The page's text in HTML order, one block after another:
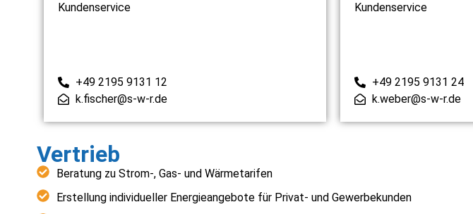
Kundenservice
+49 2195 9131 12
k.fischer@s-w-r.de
Kundenservice
+49 2195 9131 24
k.weber@s-w-r.de
Vertrieb
Beratung zu Strom-, Gas- und Wärmetarifen
Erstellung individueller Energieangebote für Privat- und Gewerbekunden